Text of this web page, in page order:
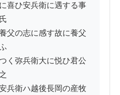
喜ひ安兵衛に遇する事
父の志に感す故に養父
く弥兵衛大に悦ひ君公
兵衛ハ越後長岡の産牧